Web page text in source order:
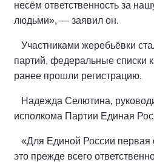
несём ответственность за
людьми», — заявил он.
Участниками жеребьёвки
партий, федеральные списки
ранее прошли регистрацию.
Надежда Селютина,
исполкома Партии Единая
«Для Единой России первая
это прежде всего